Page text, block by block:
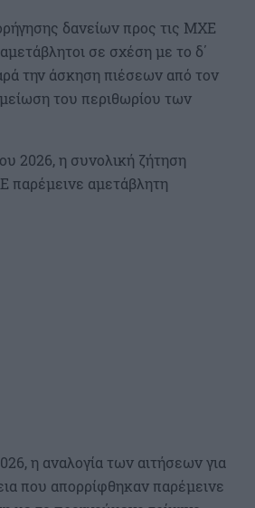
δανείων προς τις ΜΧΕ
σε σχέση με το δ΄
την άσκηση πιέσεων από τον
του περιθωρίου των
2026, η συνολική ζήτηση
παρέμεινε αμετάβλητη
η αναλογία των αιτήσεων για
που απορρίφθηκαν παρέμεινε